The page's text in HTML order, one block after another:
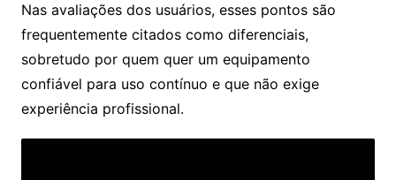
Nas avaliações dos usuários, esses pontos são
frequentemente citados como diferenciais,
sobretudo por quem quer um equipamento
confiável para uso contínuo e que não exige
experiência profissional.